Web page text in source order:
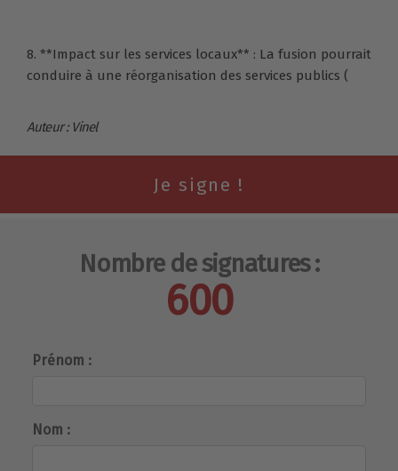
8. **Impact sur les services locaux** : La fusion pourrait
conduire à une réorganisation des services publics (
Auteur : Vinel
Nombre de signatures :
600
Prénom :
Nom :